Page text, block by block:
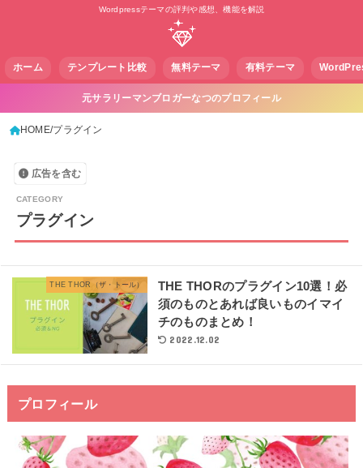
Wordpressテーマの評判や感想、機能を解説
ホーム テンプレート比較 無料テーマ 有料テーマ
元サラリーマンブロガーなつのプロフィール
HOME プラグイン
広告を含む
プラグイン
THE THOR（ザ・トール）
THE THORのプラグイン10選！必
須のものとあれば良いものイマイ
チのものまとめ！
2022.12.02
プロフィール